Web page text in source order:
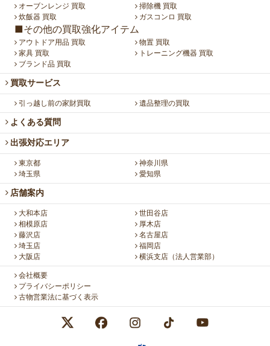
オーブンレンジ 買取
掃除機 買取
炊飯器 買取
ガスコンロ 買取
■その他の買取強化アイテム
アウトドア用品 買取
物置 買取
家具 買取
トレーニング機器 買取
ブランド品 買取
買取サービス
引っ越し前の家財買取 遺品整理の買取
よくある質問
出張対応エリア
東京都
神奈川県
埼玉県
愛知県
店舗案内
大和本店
世田谷店
相模原店
厚木店
藤沢店
名古屋店
埼玉店
福岡店
大阪店
横浜支店（法人営業部）
会社概要
プライバシーポリシー
古物営業法に基づく表示